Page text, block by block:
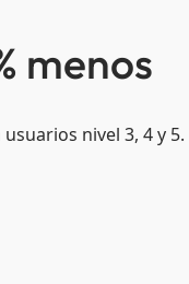
menos
nivel 3, 4 y